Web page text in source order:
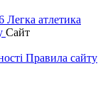
Легка атлетика
Сайт
Правила сайту